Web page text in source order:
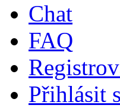
Chat
FAQ
Přihlásit